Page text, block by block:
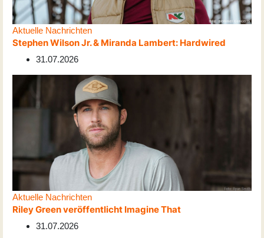
Aktuelle Nachrichten
Stephen Wilson Jr. & Miranda Lambert: Hardwired
31.07.2026
Aktuelle Nachrichten
Riley Green veröffentlicht Imagine That
31.07.2026